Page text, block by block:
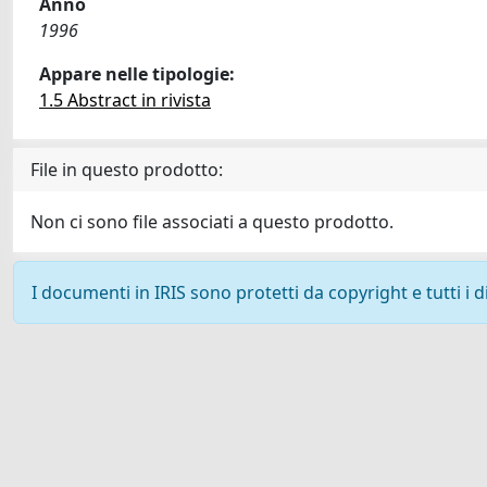
1996
Appare nelle tipologie:
1.5 Abstract in rivista
File in questo prodotto:
Non ci sono file associati a questo prodotto.
I documenti in IRIS sono protetti da copyright e tutti i